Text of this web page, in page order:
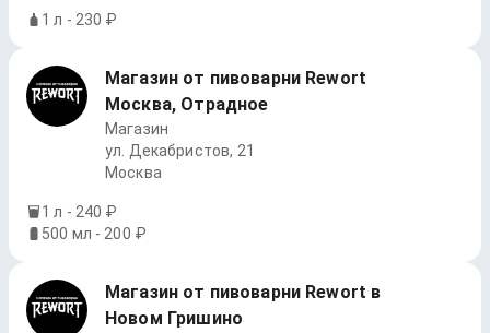
1 л - 230 ₽
Магазин от пивоварни Rewort
Москва, Отрадное
Магазин
ул. Декабристов, 21
Москва
1 л - 240 ₽
500 мл - 200 ₽
Магазин от пивоварни Rewort в
Новом Гришино